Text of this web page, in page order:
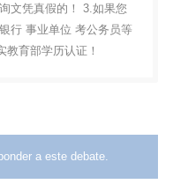
文凭真假的！ 3.如果您
行 事业单位 考公务员等
教育部学历认证！
a este debate.